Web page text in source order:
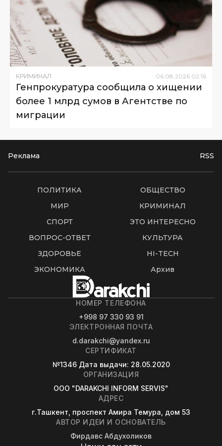
КРИМИНАЛ 06.08.2026 02:16
Генпрокуратура сообщила о хищении
более 1 млрд сумов в Агентстве по
миграции
Реклама RSS
ПОЛИТИКА
ОБЩЕСТВО
МИР
КРИМИНАЛ
СПОРТ
ЭТО ИНТЕРЕСНО
ВОПРОС-ОТВЕТ
КУЛЬТУРА
ЗДОРОВЬЕ
HI-TECH
ЭКОНОМИКА
Архив
НОМЕР ТЕЛЕФОНА
+998 97 330 93 91
ЭЛЕКТРОННАЯ ПОЧТА
d.darakchi@yandex.ru
СЕРТИФИКАТ
№1346 Дата выдачи: 28.05.2020
ОРГАНИЗАЦИЯ
OOO "DARAKCHI INFORM SERVIS"
АДРЕС
г.Ташкент, проспект Амира Темура, дом 53
АВТОР ИДЕИ И ОСНОВАТЕЛЬ
Фирдавс Абдухоликов